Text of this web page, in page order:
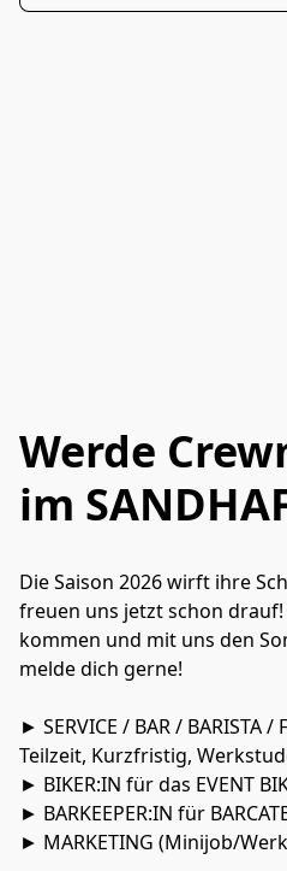
Werde
im
Die Saison 2026 wirft ihre
freuen uns jetzt schon
kommen und mit uns den
melde dich gerne!
► SERVICE / BAR / BARISTA
Teilzeit, Kurzfristig,
► BIKER:IN für das EVENT
► BARKEEPER:IN⁠ für
► MARKETING (Minijob/